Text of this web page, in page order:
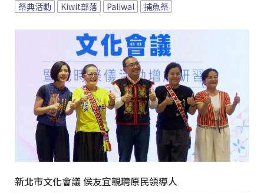
祭典活動 Kiwit部落 Paliwal 捕魚祭
新北市文化會議 侯友宜親聘原民領導人